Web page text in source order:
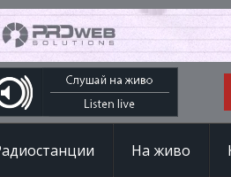
На живо